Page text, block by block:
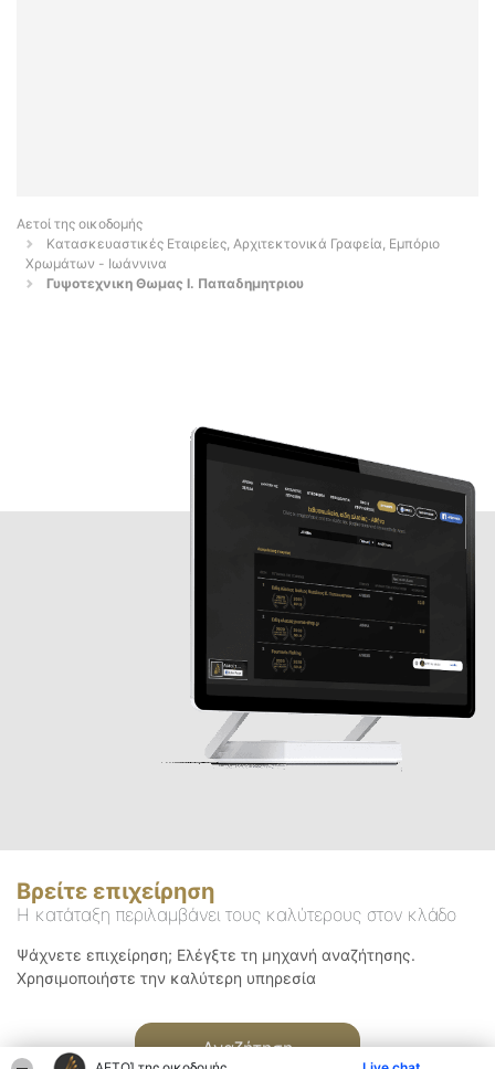
Αετοί της οικοδομής
Κατασκευαστικές Εταιρείες, Αρχιτεκτονικά Γραφεία, Εμπόριο
Χρωμάτων - Ιωάννινα
Γυψοτεχνικη Θωμας Ι. Παπαδημητριου
Βρείτε επιχείρηση
Η κατάταξη περιλαμβάνει τους καλύτερους στον κλάδο
Ψάχνετε επιχείρηση; Ελέγξτε τη μηχανή αναζήτησης.
Χρησιμοποιήστε την καλύτερη υπηρεσία
Αναζήτηση